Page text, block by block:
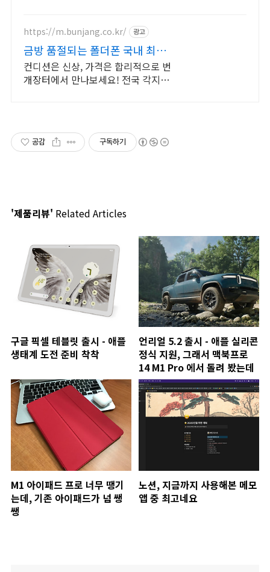
https://m.bunjang.co.kr/ 광고
금방 품절되는 폴더폰 국내 최대
브랜드 중고거래
컨디션은 신상, 가격은 합리적으로 번
개장터에서 만나보세요! 전국 각지에
공감 구독하기
'제품리뷰' Related Articles
구글 픽셀 테블릿 출시 - 애플
생태계 도전 준비 착착
언리얼 5.2 출시 - 애플 실리콘
정식 지원, 그래서 맥북프로
14 M1 Pro 에서 돌려 봤는데
M1 아이패드 프로 너무 땡기
는데, 기존 아이패드가 넘 쌩
쌩
노션, 지금까지 사용해본 메모
앱 중 최고네요